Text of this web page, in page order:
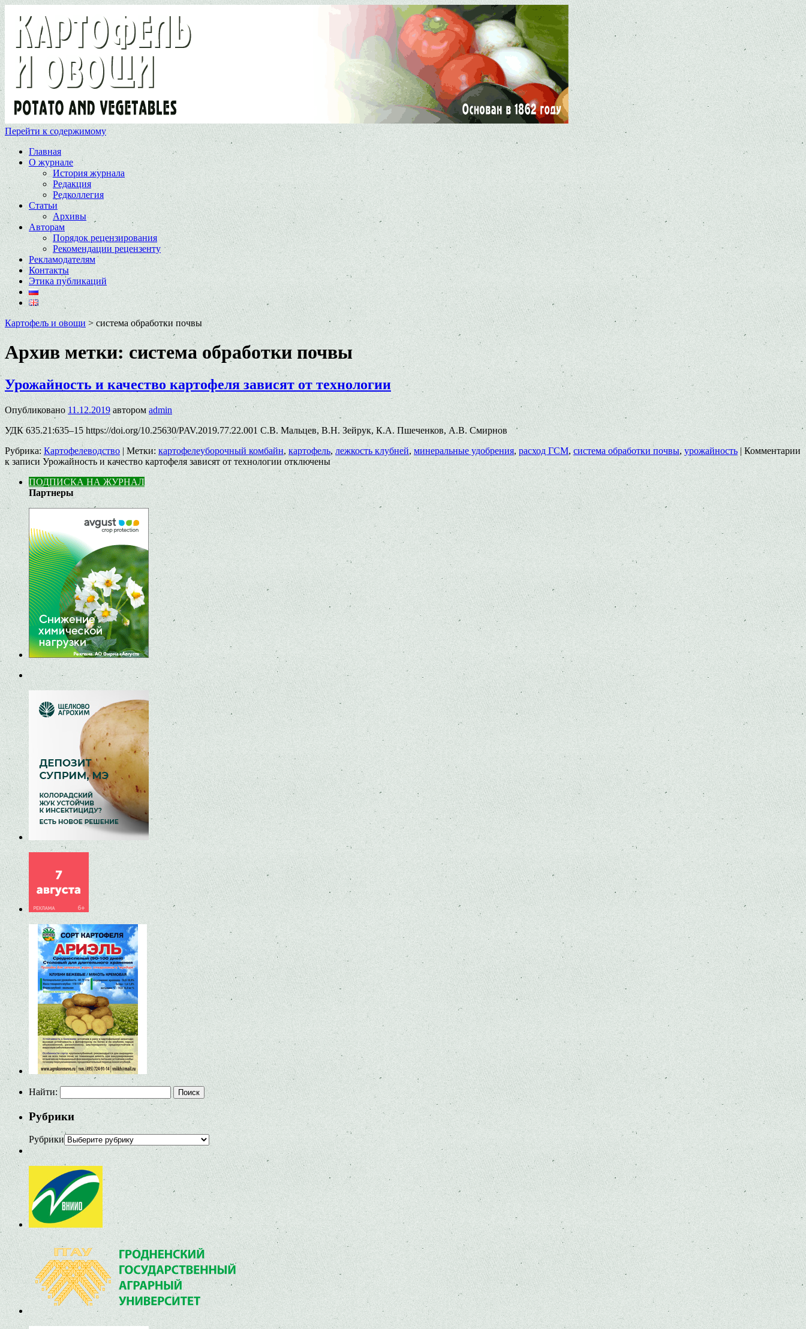
Перейти к содержимому
Главная
О журнале
История журнала
Редакция
Редколлегия
Статьи
Архивы
Авторам
Порядок рецензирования
Рекомендации рецензенту
Рекламодателям
Контакты
Этика публикаций
Картофель и овощи > система обработки почвы
Архив метки: система обработки почвы
Урожайность и качество картофеля зависят от технологии
Опубликовано 11.12.2019 автором admin
УДК 635.21:635–15 https://doi.org/10.25630/PAV.2019.77.22.001 С.В. Мальцев, В.Н. Зейрук, К.А. Пшеченков, А.В. Смирнов
Рубрика: Картофелеводство | Метки: картофелеуборочный комбайн, картофель,лежкость клубней,минеральные удобрения, расход ГСМ, система обработки почвы,урожайность | Комментарии
к записи Урожайность и качество картофеля зависят от технологии отключены
ПОДПИСКА НА ЖУРНАЛ
Партнеры
Найти:
Рубрики
Рубрики